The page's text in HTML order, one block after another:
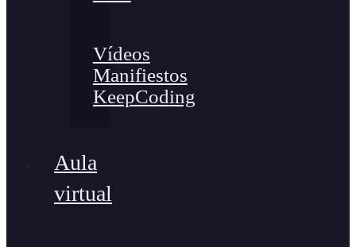
Vídeos
Manifiestos
KeepCoding
Aula
virtual